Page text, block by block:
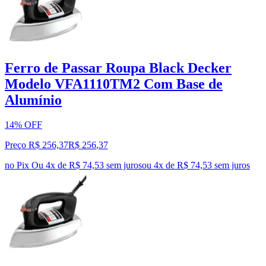
Ferro de Passar Roupa Black Decker
Modelo VFA1110TM2 Com Base de
Alumínio
14% OFF
Preço R$ 256,37R$ 256,37
no Pix Ou 4x de R$ 74,53 sem jurosou 4x de R$ 74,53 sem juros